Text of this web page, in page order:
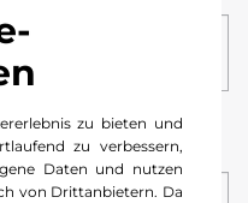
zu bieten und
zu verbessern,
Daten und nutzen
von Drittanbietern. Da